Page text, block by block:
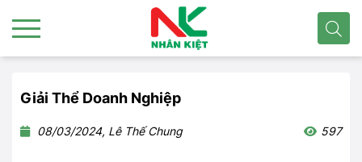
Giải Thể Doanh Nghiệp
08/03/2024, Lê Thế Chung 597